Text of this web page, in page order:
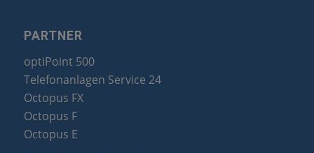
PARTNER
optiPoint 500
Telefonanlagen Service 24
Octopus FX
Octopus F
Octopus E